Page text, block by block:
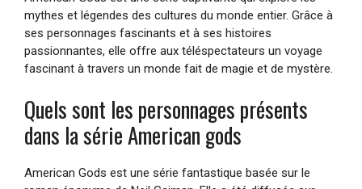
mythes et légendes des cultures du monde entier. Grâce à
ses personnages fascinants et à ses histoires
passionnantes, elle offre aux téléspectateurs un voyage
fascinant à travers un monde fait de magie et de mystère.
Quels sont les personnages présents
dans la série American gods
American Gods est une série fantastique basée sur le